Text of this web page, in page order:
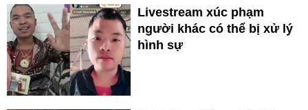
Livestream xúc phạm
người khác có thể bị xử lý
hình sự